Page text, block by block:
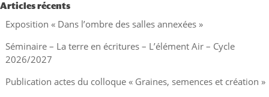
Articles récents
Exposition « Dans l’ombre des salles annexées »
Séminaire – La terre en écritures – L’élément Air – Cycle
2026/2027
Publication actes du colloque « Graines, semences et création »